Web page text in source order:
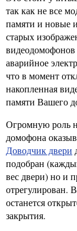
так как не все
памяти и новые
старых
видеодомофонов
аварийное
что в момент
накопленная
памяти Вашего
Огромную роль
домофона
Доводчик двери
подобран
вес двери) но и
отрегулирован.
останется
закрытия.